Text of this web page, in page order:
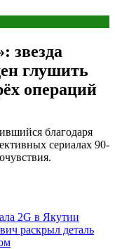
звезда
глушить
операций
благодаря
сериалах 90-
2G в Якутии
раскрыл деталь